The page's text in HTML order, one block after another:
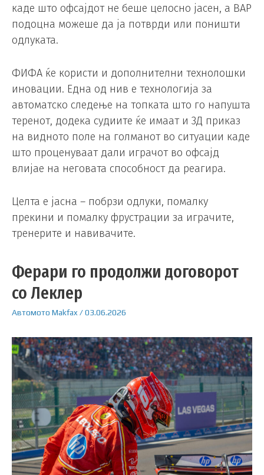
каде што офсајдот не беше целосно јасен, а ВАР
подоцна можеше да ја потврди или поништи
одлуката.
ФИФА ќе користи и дополнителни технолошки
иновации. Една од нив е технологија за
автоматско следење на топката што го напушта
теренот, додека судиите ќе имаат и 3Д приказ
на видното поле на голманот во ситуации каде
што проценуваат дали играчот во офсајд
влијае на неговата способност да реагира.
Целта е јасна – побрзи одлуки, помалку
прекини и помалку фрустрации за играчите,
тренерите и навивачите.
Ферари го продолжи договорот
со Леклер
Автомото Makfax /03.06.2026